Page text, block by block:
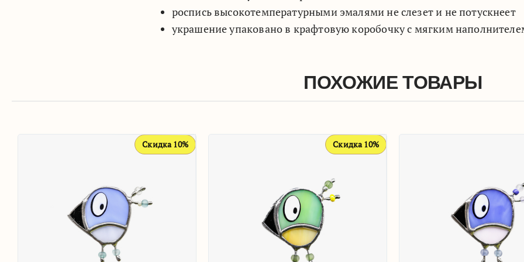
роспись высокотемпературными эмалями не слезет и не потускнеет
украшение упаковано в крафтовую коробочку с мягким
ПОХОЖИЕ ТОВАРЫ
Скидка 10% Скидка 10%